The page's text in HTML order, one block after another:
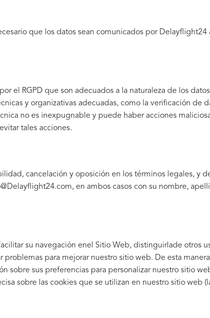
que los datos sean comunicados por Delayflight24
el RGPD que son adecuados a la naturaleza de los
y organizativas adecuadas, como la verificación de
no es inexpugnable y puede haber acciones
tales acciones.
cancelación y oposición en los términos legales, y
, en ambos casos con su nombre,
su navegación enel Sitio Web, distinguirlade otros
para mejorar nuestro sitio web. De esta
sobre sus preferencias para personalizar nuestro sitio
sobre las cookies que se utilizan en nuestro sitio web